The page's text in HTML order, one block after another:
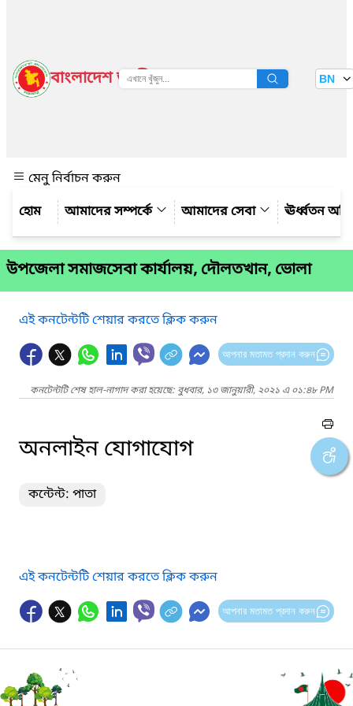
বাংলাদেশ জাতীয় তথ্য বাতায়ন BN
মেনু নির্বাচন করুন
আমাদের সম্পর্কে
আমাদের সেবা ঊর্ধ্বতন
উপজেলা সমাজসেবা কার্যালয়, দৌলতখান, ভোলা
এই কনটেন্টটি শেয়ার করতে ক্লিক করুন
আপনার মতামত প্রদান করুন
কনটেন্টটি শেষ হাল-নাগাদ করা হয়েছে: বুধবার, ১৩ জানুয়ারী, ২০২১ এ ০১:৪৮ PM
অনলাইন যোগাযোগ
কন্টেন্ট: পাতা
এই কনটেন্টটি শেয়ার করতে ক্লিক করুন
আপনার মতামত প্রদান করুন